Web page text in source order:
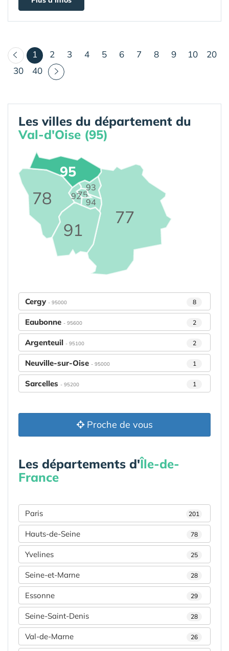
1 (courant)
2 3 4 5 6 7 8 9 10
20
30
40
Les villes du département du
Val-d'Oise (95)
75
77
78
91
92
93
94
95
Cergy - 95000 8
Eaubonne - 95600 2
Argenteuil - 95100 2
Neuville-sur-Oise - 95000 1
Sarcelles - 95200 1
Proche de vous
Les départements d'Île-de-
France
Paris 201
Hauts-de-Seine 78
Yvelines 25
Seine-et-Marne 28
Essonne 29
Seine-Saint-Denis 28
Val-de-Marne 26